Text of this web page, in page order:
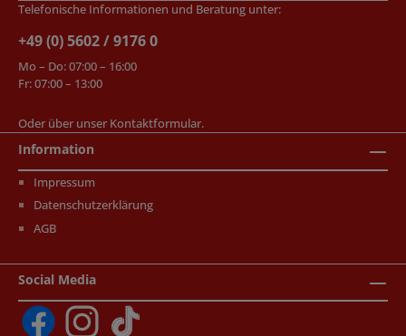
Telefonische Informationen und Beratung unter:
+49 (0) 5602 / 9176 0
Mo – Do: 07:00 – 16:00
Fr: 07:00 – 13:00
Oder über unser Kontaktformular.
Information
Impressum
Datenschutzerklärung
AGB
Social Media